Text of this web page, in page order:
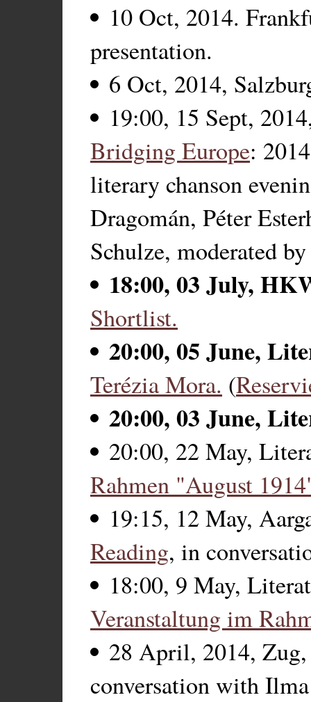
10 Oct, 2014.
presentation.
6 Oct, 2014,
19:00, 15 Sept,
Bridging Europe:
literary chanson
Dragomán, Péter
Schulze, moderated
18:00, 03 July,
Shortlist.
20:00, 05 June,
Terézia Mora. (
20:00, 03 June,
20:00, 22 May,
Rahmen "August
19:15, 12 May,
Reading, in
18:00, 9 May,
Veranstaltung im
28 April, 2014,
conversation with